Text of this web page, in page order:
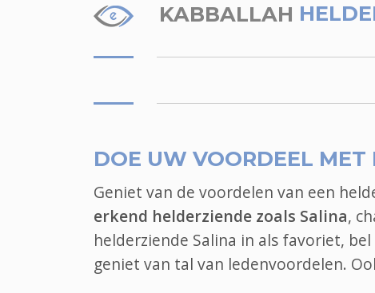
KABBALLAH
DOE UW VOORDEEL MET
Geniet van de voordelen van een
erkend helderziende zoals Salina,
helderziende Salina in als favoriet,
geniet van tal van ledenvoordelen.